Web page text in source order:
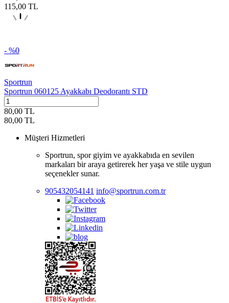
115,00 TL
- %0
Sportrun
Sportrun 060125 Ayakkabı Deodorantı STD
80,00 TL
80,00 TL
Müşteri Hizmetleri
Sportrun, spor giyim ve ayakkabıda en sevilen
markaları bir araya getirerek her yaşa ve stile uygun
seçenekler sunar.
905432054141 info@sportrun.com.tr